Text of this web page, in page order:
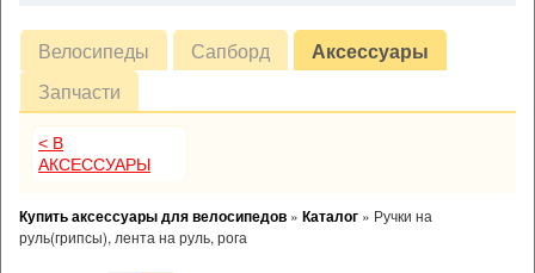
Велосипеды Сапборд
Аксессуары
Запчасти
< В
АКСЕССУАРЫ
Купить аксессуары для велосипедов » Каталог » Ручки на
руль(грипсы), лента на руль, рога